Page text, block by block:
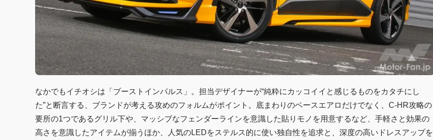
なかでもイチオシは「ブーストインパルス」。担当デザイナーが“純粋にカッコイイと感じるものをカタチにし
た”と断言する、ブランドが考える攻めのフォルムがポイント。底まわりのベースエアロだけでなく、C‐HR攻略の
要所の1つであるグリル下や、マッシブなフェンダーラインを意識した貼りモノを用意するなど、手軽さと効果の
高さを意識したアイテムが揃うほか、人気のLEDをステルス的に使い独自性を追求と、深度の高いドレスアップを